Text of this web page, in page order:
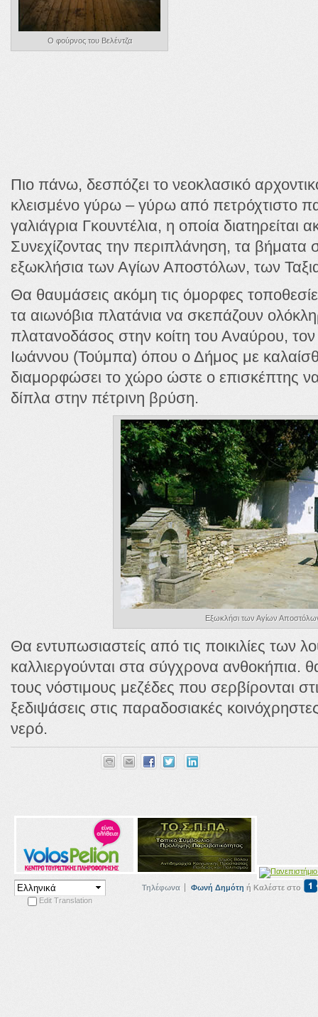
Ο φούρνος του Βελέντζα
Πιο πάνω, δεσπόζει το νεοκλασικό
κλεισμένο γύρω – γύρω από πετρόχτιστο
γαλιάγρια Γκουντέλια, η οποία
Συνεχίζοντας την περιπλάνηση, τα
εξωκλήσια των Αγίων Αποστόλων, των
Θα θαυμάσεις ακόμη τις όμορφες
τα αιωνόβια πλατάνια να σκεπάζουν
πλατανοδάσος στην κοίτη του Αναύρου,
Ιωάννου (Τούμπα) όπου ο Δήμος με
διαμορφώσει το χώρο ώστε ο επισκέπτης
δίπλα στην πέτρινη βρύση.
Εξωκλήσι των Αγίων
Θα εντυπωσιαστείς από τις ποικιλίες των
καλλιεργούνται στα σύγχρονα ανθοκήπια.
τους νόστιμους μεζέδες που σερβίρονται
ξεδιψάσεις στις παραδοσιακές
νερό.
Edit Translation
Τηλέφωνα Φωνή Δημότη ή Καλέστε στο